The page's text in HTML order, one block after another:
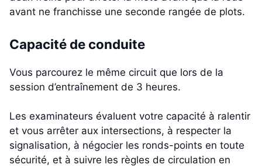
avant ne franchisse une seconde rangée de plots.
Capacité de conduite
Vous parcourez le même circuit que lors de la
session d’entraînement de 3 heures.
Les examinateurs évaluent votre capacité à ralentir
et vous arrêter aux intersections, à respecter la
signalisation, à négocier les ronds-points en toute
sécurité, et à suivre les règles de circulation en